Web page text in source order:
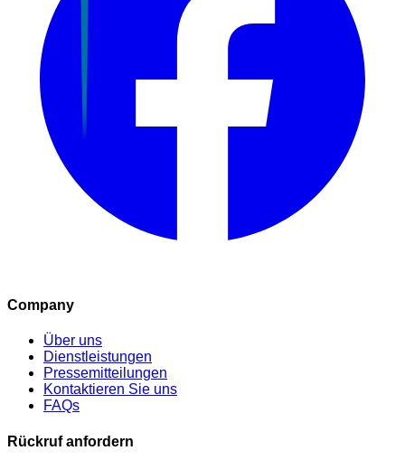
Company
Über uns
Dienstleistungen
Pressemitteilungen
Kontaktieren Sie uns
FAQs
Rückruf anfordern